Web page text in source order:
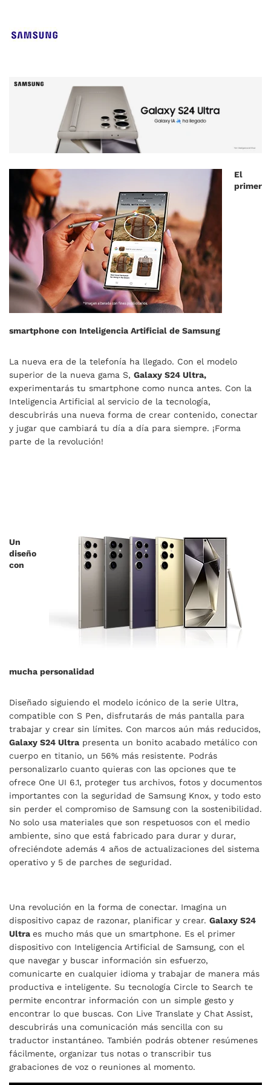
El
primer
smartphone con Inteligencia Artificial de Samsung
La nueva era de la telefonía ha llegado. Con el modelo
superior de la nueva gama S, Galaxy S24 Ultra,
experimentarás tu smartphone como nunca antes. Con la
Inteligencia Artificial al servicio de la tecnología,
descubrirás una nueva forma de crear contenido, conectar
y jugar que cambiará tu día a día para siempre. ¡Forma
parte de la revolución!
Un
diseño
con
mucha personalidad
Diseñado siguiendo el modelo icónico de la serie Ultra,
compatible con S Pen, disfrutarás de más pantalla para
trabajar y crear sin límites. Con marcos aún más reducidos,
Galaxy S24 Ultra presenta un bonito acabado metálico con
cuerpo en titanio, un 56% más resistente. Podrás
personalizarlo cuanto quieras con las opciones que te
ofrece One UI 6.1, proteger tus archivos, fotos y documentos
importantes con la seguridad de Samsung Knox, y todo esto
sin perder el compromiso de Samsung con la sostenibilidad.
No solo usa materiales que son respetuosos con el medio
ambiente, sino que está fabricado para durar y durar,
ofreciéndote además 4 años de actualizaciones del sistema
operativo y 5 de parches de seguridad.
Una revolución en la forma de conectar. Imagina un
dispositivo capaz de razonar, planificar y crear. Galaxy S24
Ultra es mucho más que un smartphone. Es el primer
dispositivo con Inteligencia Artificial de Samsung, con el
que navegar y buscar información sin esfuerzo,
comunicarte en cualquier idioma y trabajar de manera más
productiva e inteligente. Su tecnología Circle to Search te
permite encontrar información con un simple gesto y
encontrar lo que buscas. Con Live Translate y Chat Assist,
descubrirás una comunicación más sencilla con su
traductor instantáneo. También podrás obtener resúmenes
fácilmente, organizar tus notas o transcribir tus
grabaciones de voz o reuniones al momento.